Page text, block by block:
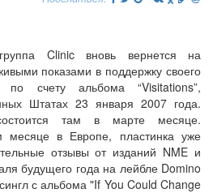
Clinic вновь вернется на
показами в поддержку своего
по счету альбома “Visitations”,
Штатах 23 января 2007 года.
там в марте месяце.
в Европе, пластинка уже
отзывы от изданий NME и
будущего года на лейбле Domino
с альбома "If You Could Change